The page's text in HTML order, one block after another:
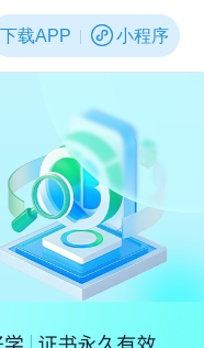
下载APP 小程序